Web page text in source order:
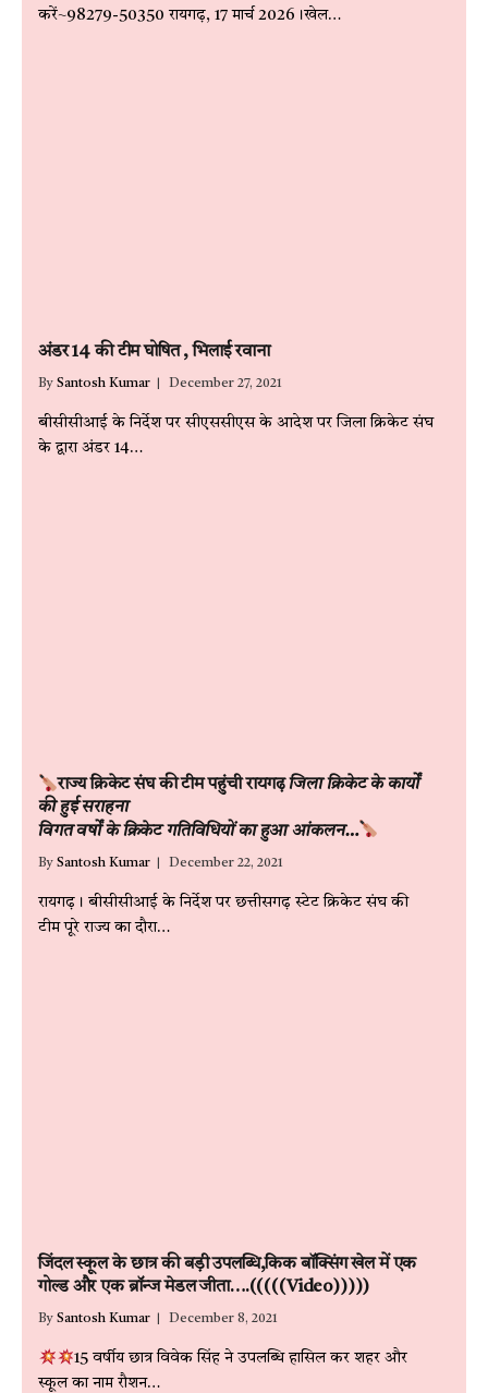
करें~98279-50350 रायगढ़, 17 मार्च 2026।खेल…
अंडर 14 की टीम घोषित , भिलाई रवाना
By Santosh Kumar December 27, 2021
बीसीसीआई के निर्देश पर सीएससीएस के आदेश पर जिला क्रिकेट संघ
के द्वारा अंडर 14…
राज्य क्रिकेट संघ की टीम पहुंची रायगढ़जिला क्रिकेट के कार्यों
की हुई सराहना
विगत वर्षों के क्रिकेट गतिविधियों का हुआ आंकलन…
By Santosh Kumar December 22, 2021
रायगढ़। बीसीसीआई के निर्देश पर छत्तीसगढ़ स्टेट क्रिकेट संघ की
टीम पूरे राज्य का दौरा…
जिंदल स्कूल के छात्र की बड़ी उपलब्धि,किक बॉक्सिंग खेल में एक
गोल्ड और एक ब्रॉन्ज मेडल जीता….(((((Video)))))
By Santosh Kumar December 8, 2021
15 वर्षीय छात्र विवेक सिंह ने उपलब्धि हासिल कर शहर और
स्कूल का नाम रौशन…